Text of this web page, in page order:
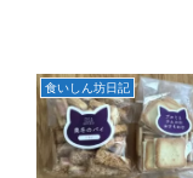
食いしん坊日記